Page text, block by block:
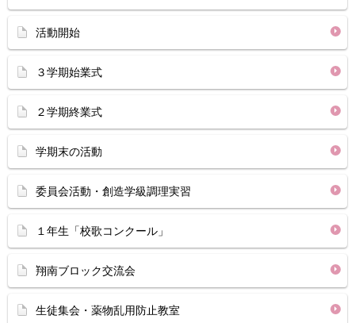
活動開始
３学期始業式
２学期終業式
学期末の活動
委員会活動・創造学級調理実習
１年生「校歌コンクール」
翔南ブロック交流会
生徒集会・薬物乱用防止教室